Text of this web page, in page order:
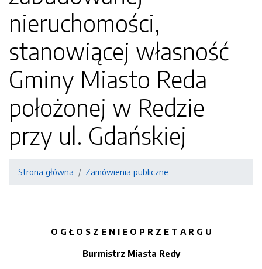
nieruchomości,
stanowiącej własność
Gminy Miasto Reda
położonej w Redzie
przy ul. Gdańskiej
Strona główna Zamówienia publiczne
O G Ł O S Z E N I E O P R Z E T A R G U
Burmistrz Miasta Redy